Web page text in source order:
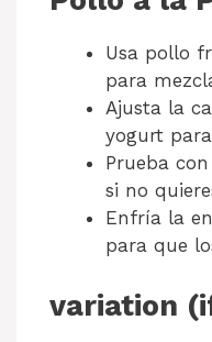
Usa pollo
para
Ajusta la
yogurt
Prueba
si no
Enfría la
para que
variation